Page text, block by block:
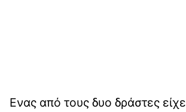
Ενας από τους δυο δράστες είχε